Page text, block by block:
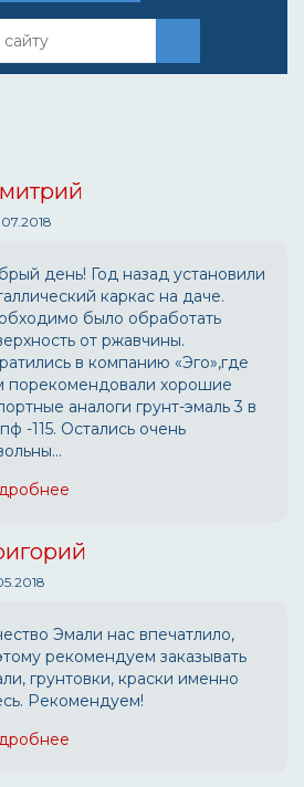
день! Год назад установили
каркас на даче.
было обработать
от ржавчины.
в компанию «Эго»,где
порекомендовали хорошие
аналоги грунт-эмаль 3 в
-115. Остались очень
Эмали нас впечатлило,
рекомендуем заказывать
грунтовки, краски именно
Рекомендуем!